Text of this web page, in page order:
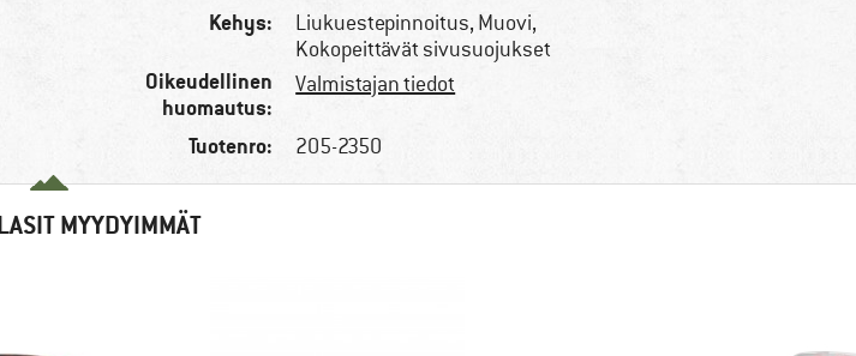
Kehys:
Liukuestepinnoitus, Muovi,
Kokopeittävät sivusuojukset
Oikeudellinen
huomautus:
Valmistajan tiedot
Tuotenro: 205-2350
MYYDYIMMÄT